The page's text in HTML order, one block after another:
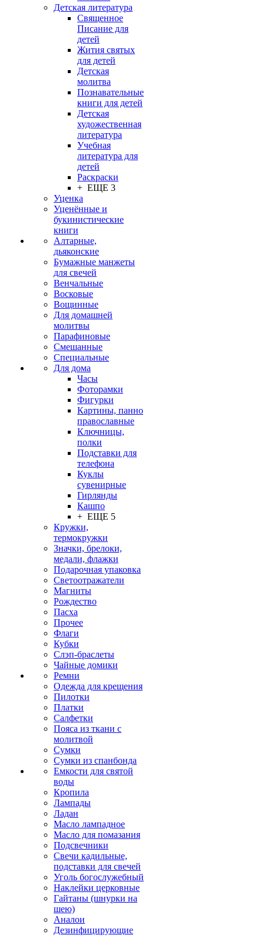
Детская литература
Священное
Писание для
детей
Жития святых
для детей
Детская
молитва
Познавательные
книги для детей
Детская
художественная
литература
Учебная
литература для
детей
Раскраски
+ ЕЩЕ 3
Уценка
Уценённые и
букинистические
книги
Алтарные,
дьяконские
Бумажные манжеты
для свечей
Венчальные
Восковые
Вощинные
Для домашней
молитвы
Парафиновые
Смешанные
Специальные
Для дома
Часы
Фоторамки
Фигурки
Картины, панно
православные
Ключницы,
полки
Подставки для
телефона
Куклы
сувенирные
Гирлянды
Кашпо
+ ЕЩЕ 5
Кружки,
термокружки
Значки, брелоки,
медали, флажки
Подарочная упаковка
Светоотражатели
Магниты
Рождество
Пасха
Прочее
Флаги
Кубки
Слэп-браслеты
Чайные домики
Ремни
Одежда для крещения
Пилотки
Платки
Салфетки
Пояса из ткани с
молитвой
Сумки
Сумки из спанбонда
Емкости для святой
воды
Кропила
Лампады
Ладан
Масло лампадное
Масло для помазания
Подсвечники
Свечи кадильные,
подставки для свечей
Уголь богослужебный
Наклейки церковные
Гайтаны (шнурки на
шею)
Аналои
Дезинфицирующие